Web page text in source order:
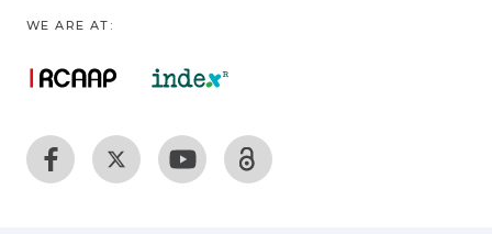
WE ARE AT: